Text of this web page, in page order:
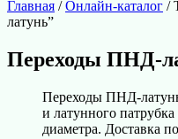
Главная /Онлайн-каталог /
латунь”
Переходы ПНД-
Переходы ПНД-
и латунного
диаметра. Доставка